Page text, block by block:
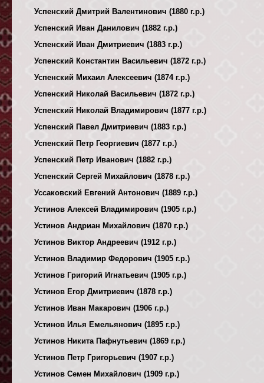
Успенский Дмитрий Валентинович (1880 г.р.)
Успенский Иван Данилович (1882 г.р.)
Успенский Иван Дмитриевич (1883 г.р.)
Успенский Константин Васильевич (1872 г.р.)
Успенский Михаил Алексеевич (1874 г.р.)
Успенский Николай Васильевич (1872 г.р.)
Успенский Николай Владимирович (1877 г.р.)
Успенский Павел Дмитриевич (1883 г.р.)
Успенский Петр Георгиевич (1877 г.р.)
Успенский Петр Иванович (1882 г.р.)
Успенский Сергей Михайлович (1878 г.р.)
Уссаковский Евгений Антонович (1889 г.р.)
Устинов Алексей Владимирович (1905 г.р.)
Устинов Андриан Михайлович (1870 г.р.)
Устинов Виктор Андреевич (1912 г.р.)
Устинов Владимир Федорович (1905 г.р.)
Устинов Григорий Игнатьевич (1905 г.р.)
Устинов Егор Дмитриевич (1878 г.р.)
Устинов Иван Макарович (1906 г.р.)
Устинов Илья Емельянович (1895 г.р.)
Устинов Никита Пафнутьевич (1869 г.р.)
Устинов Петр Григорьевич (1907 г.р.)
Устинов Семен Михайлович (1909 г.р.)